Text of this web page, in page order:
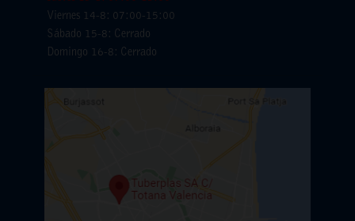
Viernes 14-8: 07:00-15:00
Sábado 15-8: Cerrado
Domingo 16-8: Cerrado